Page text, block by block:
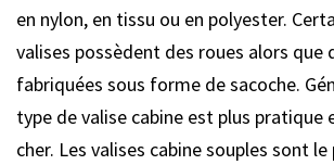
en nylon, en tissu ou en polyester.
valises possèdent des roues alors que
fabriquées sous forme de sacoche.
type de valise cabine est plus pratique
cher. Les valises cabine souples sont